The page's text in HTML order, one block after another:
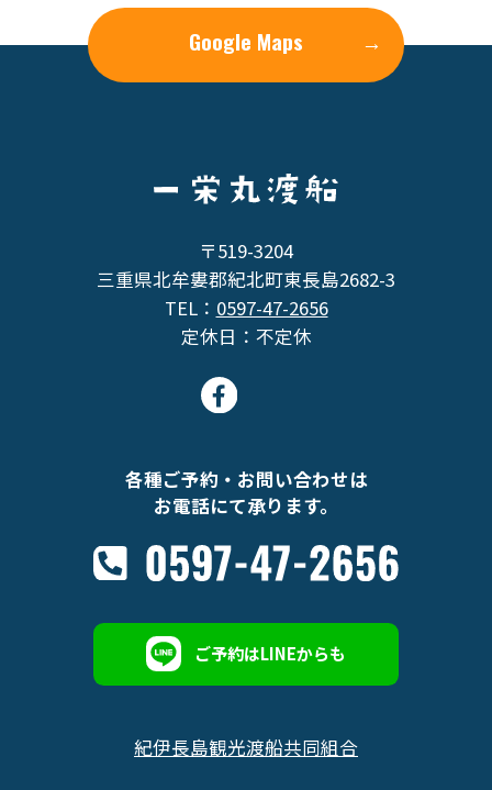
Google Maps →
〒519-3204
三重県北牟婁郡紀北町東長島2682-3
TEL： 0597-47-2656
定休日：不定休
各種ご予約・お問い合わせは
お電話にて承ります。
ご予約はLINEからも
紀伊長島観光渡船共同組合